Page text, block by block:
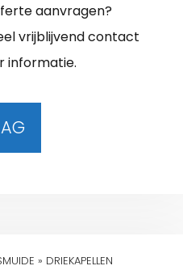
aanvragen?
vrijblijvend contact
informatie.
» DRIEKAPELLEN